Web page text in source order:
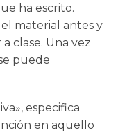
ha escrito.
material antes y
clase. Una vez
puede
especifica
en aquello